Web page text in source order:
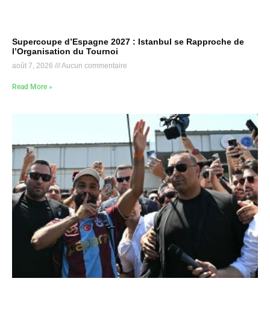
Supercoupe d’Espagne 2027 : Istanbul se Rapproche de
l’Organisation du Tournoi
août 7, 2026 Aucun commentaire
Read More »